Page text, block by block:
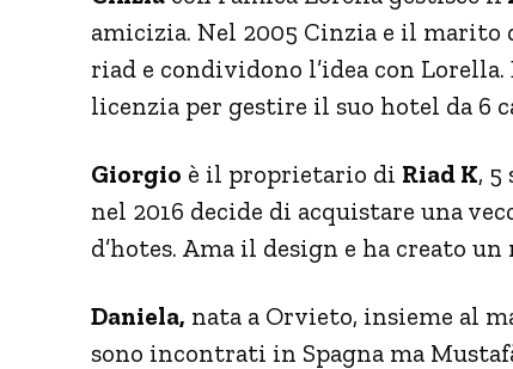
amicizia. Nel 2005 Cinzia e il marito
riad e condividono l’idea con
licenzia per gestire il suo hotel da 6
Giorgio è il proprietario di Riad K, 5
nel 2016 decide di acquistare una
d’hotes. Ama il design e ha creato
Daniela, nata a Orvieto, insieme al
sono incontrati in Spagna ma